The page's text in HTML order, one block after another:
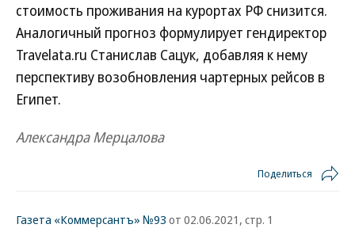
стоимость проживания на курортах РФ снизится.
Аналогичный прогноз формулирует гендиректор
Travelata.ru Станислав Сацук, добавляя к нему
перспективу возобновления чартерных рейсов в
Египет.
Александра Мерцалова
Поделиться
Газета «Коммерсантъ» №93 от 02.06.2021, стр. 1